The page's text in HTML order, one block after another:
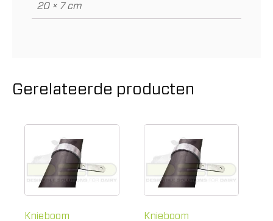
20 × 7 cm
Gerelateerde producten
Knieboom Knieboom